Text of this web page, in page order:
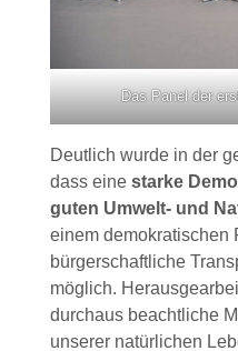
Das Panel der
Deutlich wurde in der
dass eine starke
guten Umwelt- und
einem demokratischen
bürgerschaftliche
möglich.
durchaus beachtliche
unserer natürlichen